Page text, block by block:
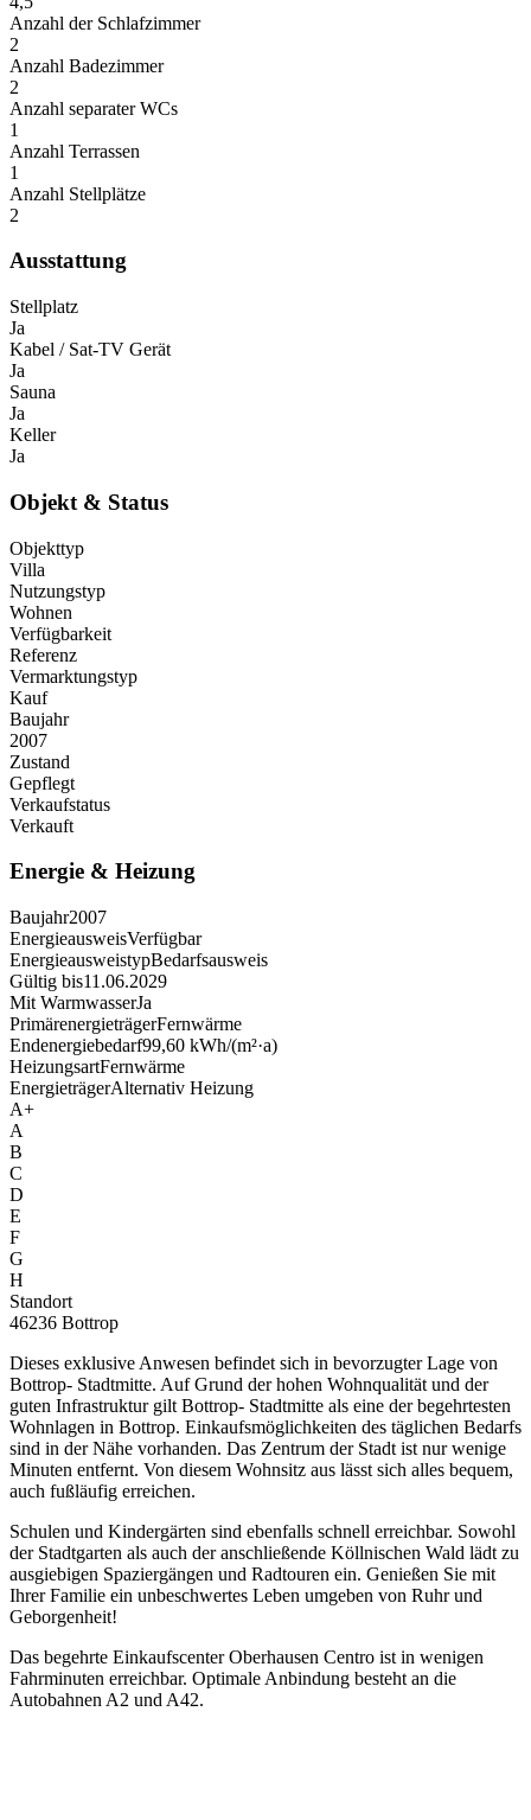
Anzahl der Schlafzimmer
2
Anzahl Badezimmer
2
Anzahl separater WCs
1
Anzahl Terrassen
1
Anzahl Stellplätze
2
Ausstattung
Stellplatz
Ja
Kabel / Sat-TV Gerät
Ja
Sauna
Ja
Keller
Ja
Objekt & Status
Objekttyp
Villa
Nutzungstyp
Wohnen
Verfügbarkeit
Referenz
Vermarktungstyp
Kauf
Baujahr
2007
Zustand
Gepflegt
Verkaufstatus
Verkauft
Energie & Heizung
Baujahr2007
EnergieausweisVerfügbar
Energie­ausweistypBedarfsausweis
Gültig bis11.06.2029
Mit WarmwasserJa
PrimärenergieträgerFernwärme
Endenergiebedarf99,60 kWh/(m²·a)
HeizungsartFernwärme
EnergieträgerAlternativ Heizung
A+
A
B
C
D
E
F
G
H
Standort
46236 Bottrop
Dieses exklusive Anwesen befindet sich in bevorzugter Lage von
Bottrop- Stadtmitte. Auf Grund der hohen Wohnqualität und der
guten Infrastruktur gilt Bottrop- Stadtmitte als eine der begehrtesten
Wohnlagen in Bottrop. Einkaufsmöglichkeiten des täglichen Bedarfs
sind in der Nähe vorhanden. Das Zentrum der Stadt ist nur wenige
Minuten entfernt. Von diesem Wohnsitz aus lässt sich alles bequem,
auch fußläufig erreichen.
Schulen und Kindergärten sind ebenfalls schnell erreichbar. Sowohl
der Stadtgarten als auch der anschließende Köllnischen Wald lädt zu
ausgiebigen Spaziergängen und Radtouren ein. Genießen Sie mit
Ihrer Familie ein unbeschwertes Leben umgeben von Ruhr und
Geborgenheit!
Das begehrte Einkaufscenter Oberhausen Centro ist in wenigen
Fahrminuten erreichbar. Optimale Anbindung besteht an die
Autobahnen A2 und A42.